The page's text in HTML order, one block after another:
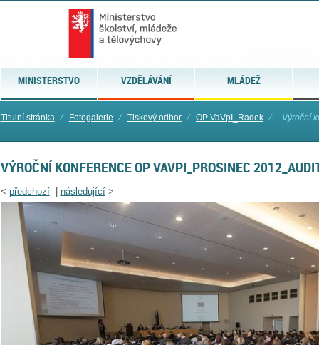
MINISTERSTVO VZDĚLÁVÁNÍ MLÁDEŽ
Titulní stránka ⁄ Fotogalerie ⁄ Tiskový odbor ⁄ OP VaVpI_Radek ⁄ Výroční
VÝROČNÍ KONFERENCE OP VAVPI_PROSINEC
< předchozí| následující>